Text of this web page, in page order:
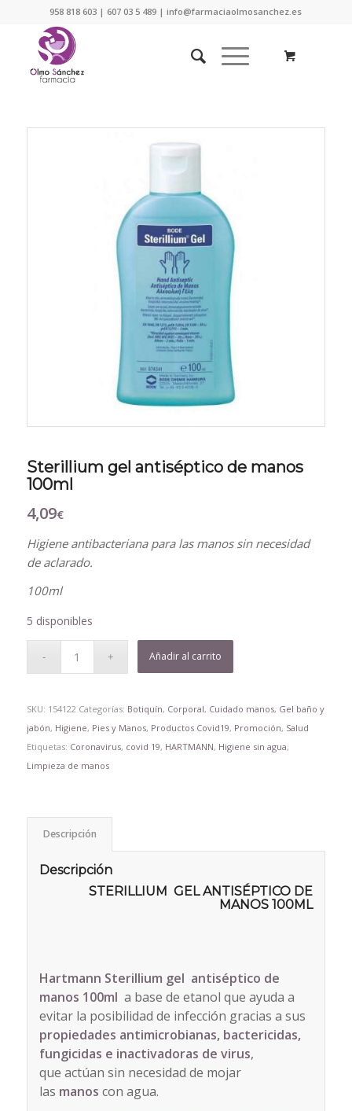
958 818 603 | 607 03 5 489 | info@farmaciaolmosanchez.es
Sterillium gel antiséptico de manos
100ml
4,09€
Higiene antibacteriana para las manos sin necesidad
de aclarado.
100ml
5 disponibles
Añadir al carrito
SKU: 154122 Categorías: Botiquín, Corporal, Cuidado manos, Gel baño y
jabón, Higiene, Pies y Manos, Productos Covid19, Promoción, Salud
Etiquetas: Coronavirus, covid 19, HARTMANN, Higiene sin agua,
Limpieza de manos
Descripción
Descripción
STERILLIUM GEL ANTISÉPTICO DE
MANOS 100ML
Hartmann Sterillium gel antiséptico de
manos 100ml a base de etanol que ayuda a
evitar la posibilidad de infección gracias a sus
propiedades antimicrobianas, bactericidas,
fungicidas e inactivadoras de virus,
que actúan sin necesidad de mojar
las manos con agua.